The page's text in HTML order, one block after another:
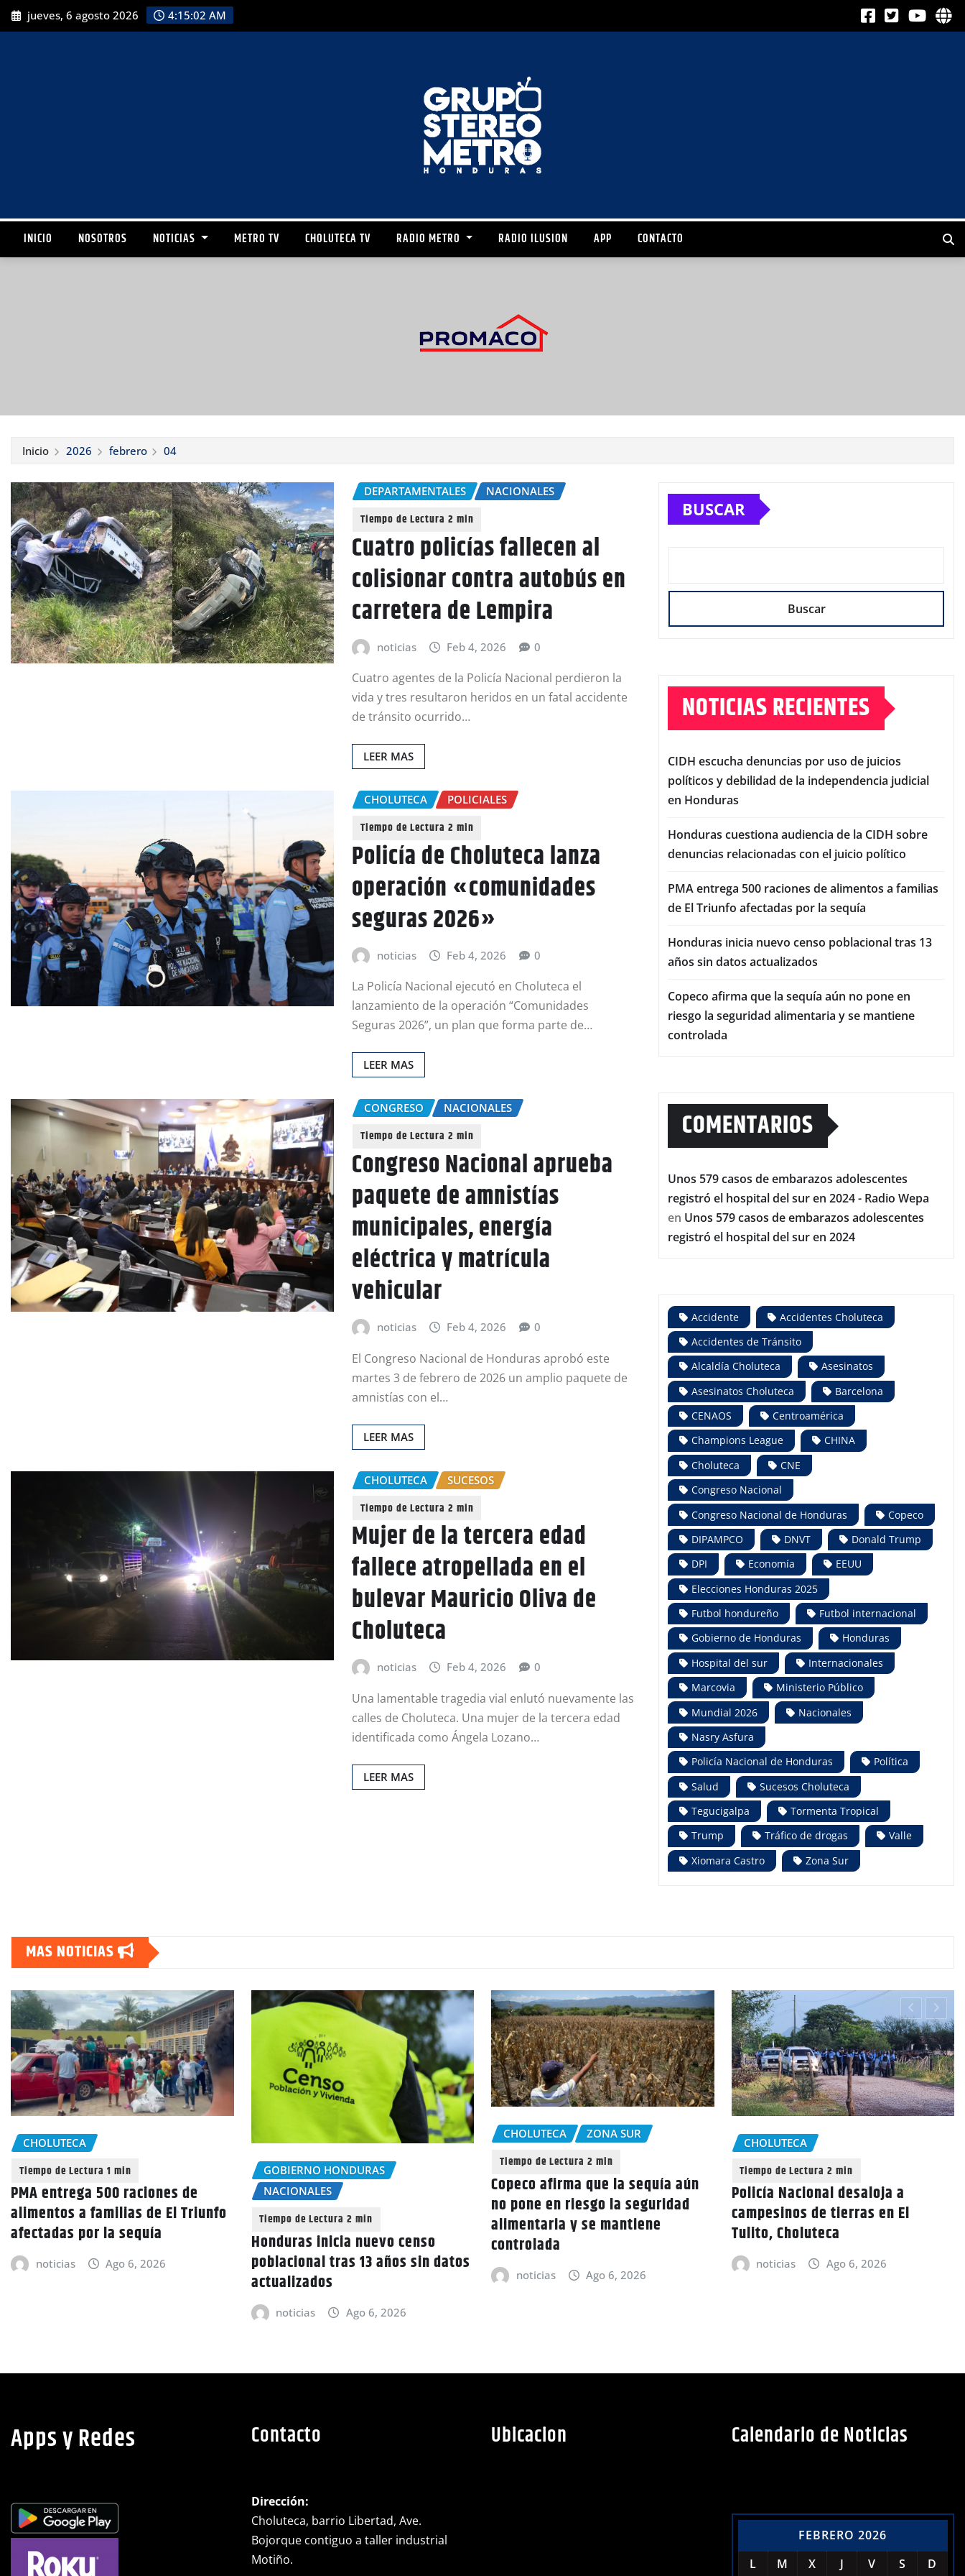
jueves, 6 agosto 2026 4:15:03 AM
INICIO NOSOTROS NOTICIAS METRO TV CHOLUTECA TV RADIO METRO RADIO ILUSION APP CONTACTO
Inicio 2026 febrero 04
DEPARTAMENTALES NACIONALES
Cuatro policías fallecen al
colisionar contra autobús en
carretera de Lempira
noticias Feb 4, 2026 0
Cuatro agentes de la Policía Nacional perdieron la
vida y tres resultaron heridos en un fatal accidente
de tránsito ocurrido…
LEER MAS
CHOLUTECA POLICIALES
Policía de Choluteca lanza
operación «comunidades
seguras 2026»
noticias Feb 4, 2026 0
La Policía Nacional ejecutó en Choluteca el
lanzamiento de la operación “Comunidades
Seguras 2026”, un plan que forma parte de…
LEER MAS
CONGRESO NACIONALES
Congreso Nacional aprueba
paquete de amnistías
municipales, energía
eléctrica y matrícula
vehicular
noticias Feb 4, 2026 0
El Congreso Nacional de Honduras aprobó este
martes 3 de febrero de 2026 un amplio paquete de
amnistías con el…
LEER MAS
CHOLUTECA SUCESOS
Mujer de la tercera edad
fallece atropellada en el
bulevar Mauricio Oliva de
Choluteca
noticias Feb 4, 2026 0
Una lamentable tragedia vial enlutó nuevamente las
calles de Choluteca. Una mujer de la tercera edad
identificada como Ángela Lozano…
LEER MAS
BUSCAR
Buscar
NOTICIAS RECIENTES
CIDH escucha denuncias por uso de juicios
políticos y debilidad de la independencia judicial
en Honduras
Honduras cuestiona audiencia de la CIDH sobre
denuncias relacionadas con el juicio político
PMA entrega 500 raciones de alimentos a familias
de El Triunfo afectadas por la sequía
Honduras inicia nuevo censo poblacional tras 13
años sin datos actualizados
Copeco afirma que la sequía aún no pone en
riesgo la seguridad alimentaria y se mantiene
controlada
COMENTARIOS
Unos 579 casos de embarazos adolescentes
registró el hospital del sur en 2024 - Radio Wepa
en Unos 579 casos de embarazos adolescentes
registró el hospital del sur en 2024
Accidente
Accidentes Choluteca
Accidentes de Tránsito
Alcaldía Choluteca
Asesinatos
Asesinatos Choluteca
Barcelona
CENAOS
Centroamérica
Champions League
CHINA
Choluteca
CNE
Congreso Nacional
Congreso Nacional de Honduras
Copeco
DIPAMPCO
DNVT
Donald Trump
DPI
Economía
EEUU
Elecciones Honduras 2025
Futbol hondureño
Futbol internacional
Gobierno de Honduras
Honduras
Hospital del sur
Internacionales
Marcovia
Ministerio Público
Mundial 2026
Nacionales
Nasry Asfura
Policía Nacional de Honduras
Política
Salud
Sucesos Choluteca
Tegucigalpa
Tormenta Tropical
Trump
Tráfico de drogas
Valle
Xiomara Castro
Zona Sur
MAS NOTICIAS
CHOLUTECA
PMA entrega 500 raciones de
alimentos a familias de El Triunfo
afectadas por la sequía
noticias Ago 6, 2026
GOBIERNO HONDURAS
NACIONALES
Honduras inicia nuevo censo
poblacional tras 13 años sin datos
actualizados
noticias Ago 6, 2026
CHOLUTECA ZONA SUR
Copeco afirma que la sequía aún
no pone en riesgo la seguridad
alimentaria y se mantiene
controlada
noticias Ago 6, 2026
CHOLUTECA
Policía Nacional desaloja a
campesinos de tierras en El
Tulito, Choluteca
noticias Ago 6, 2026
Apps y Redes Contacto
Dirección:
Choluteca, barrio Libertad, Ave.
Bojorque contiguo a taller industrial
Motiño.
Ubicacion Calendario de Noticias
FEBRERO 2026
L
M X J V S D